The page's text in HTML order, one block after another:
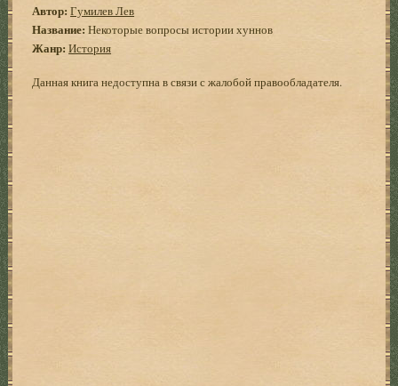
Автор: Гумилев Лев
Название: Некоторые вопросы истории хуннов
Жанр: История
Данная книга недоступна в связи с жалобой правообладателя.